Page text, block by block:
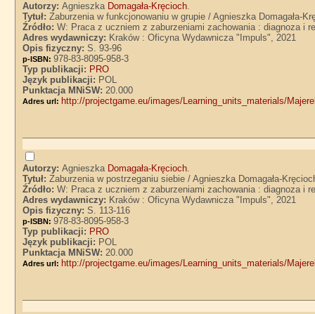
Autorzy:Agnieszka Domagała-Kręcioch.
Tytuł:Zaburzenia w funkcjonowaniu w grupie / Agnieszka Domagała-
Źródło:W: Praca z uczniem z zaburzeniami zachowania : diagnoza i
Adres wydawniczy: Kraków : Oficyna Wydawnicza "Impuls", 2021
Opis fizyczny:S. 93-96
p-ISBN:978-83-8095-958-3
Typ publikacji: PRO
Język publikacji: POL
Punktacja MNiSW:20.000
Adres url: http://projectgame.eu/images/Learning_units_materials/
Autorzy:Agnieszka Domagała-Kręcioch.
Tytuł:Zaburzenia w postrzeganiu siebie / Agnieszka Domagała-
Źródło:W: Praca z uczniem z zaburzeniami zachowania : diagnoza i
Adres wydawniczy: Kraków : Oficyna Wydawnicza "Impuls", 2021
Opis fizyczny:S. 113-116
p-ISBN:978-83-8095-958-3
Typ publikacji: PRO
Język publikacji: POL
Punktacja MNiSW:20.000
Adres url: http://projectgame.eu/images/Learning_units_materials/